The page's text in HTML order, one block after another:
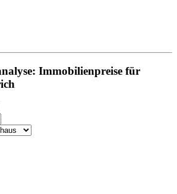
Immobilienpreise für